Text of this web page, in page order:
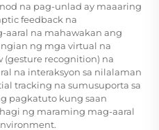
na pag-unlad ay maaaring
feedback na
na mahawakan ang
ng mga virtual na
(gesture recognition) na
na interaksyon sa nilalaman
tracking na sumusuporta sa
pagkatuto kung saan
ng maraming mag-aaral